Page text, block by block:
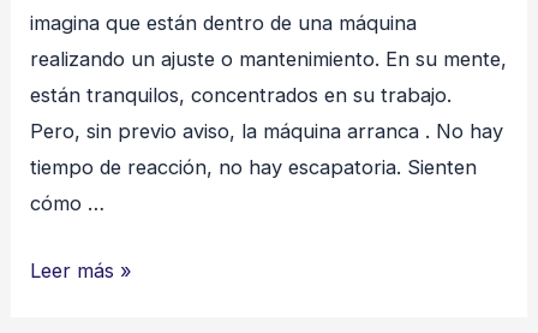
imagina que están dentro de una máquina
realizando un ajuste o mantenimiento. En su mente,
están tranquilos, concentrados en su trabajo.
Pero, sin previo aviso, la máquina arranca . No hay
tiempo de reacción, no hay escapatoria. Sienten
cómo …
¡Bloquea
Leer más »